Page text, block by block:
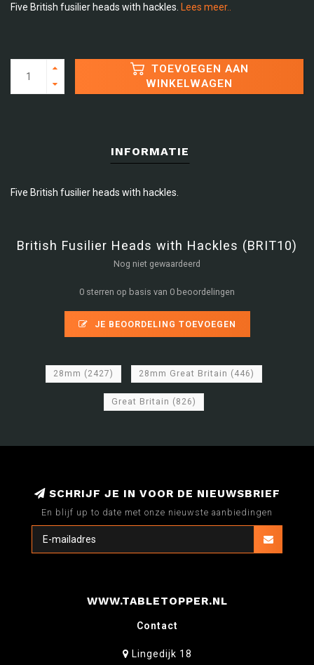
Five British fusilier heads with hackles. Lees meer..
TOEVOEGEN AAN
WINKELWAGEN
INFORMATIE
Five British fusilier heads with hackles.
British Fusilier Heads with Hackles (BRIT10)
Nog niet gewaardeerd
0 sterren op basis van 0 beoordelingen
JE BEOORDELING TOEVOEGEN
28mm (2427) 28mm Great Britain (446)
Great Britain (826)
SCHRIJF JE IN VOOR DE NIEUWSBRIEF
En blijf up to date met onze nieuwste aanbiedingen
WWW.TABLETOPPER.NL
Contact
Lingedijk 18